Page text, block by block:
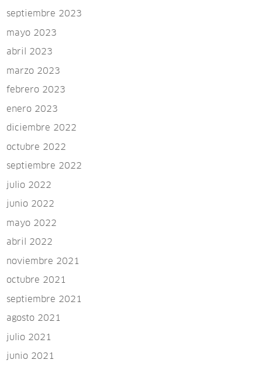
septiembre 2023
mayo 2023
abril 2023
marzo 2023
febrero 2023
enero 2023
diciembre 2022
octubre 2022
septiembre 2022
julio 2022
junio 2022
mayo 2022
abril 2022
noviembre 2021
octubre 2021
septiembre 2021
agosto 2021
julio 2021
junio 2021